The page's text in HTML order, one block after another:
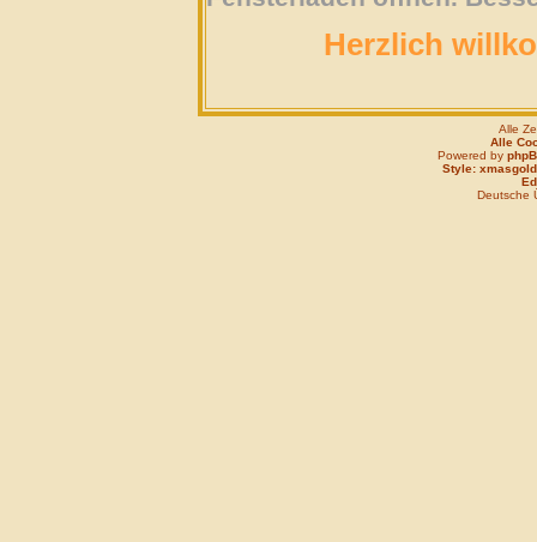
Herzlich
Alle
Alle
Powered by
Style: xmasgold
Deutsche